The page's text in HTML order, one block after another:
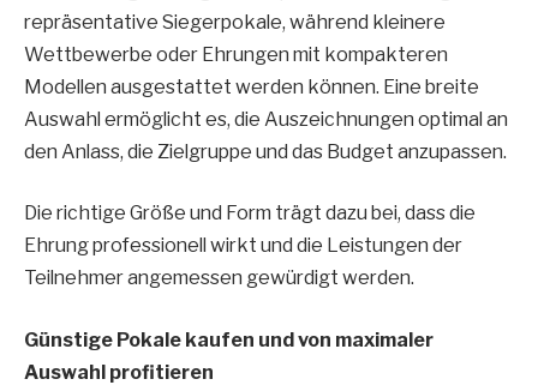
repräsentative Siegerpokale, während kleinere
Wettbewerbe oder Ehrungen mit kompakteren
Modellen ausgestattet werden können. Eine breite
Auswahl ermöglicht es, die Auszeichnungen optimal an
den Anlass, die Zielgruppe und das Budget anzupassen.
Die richtige Größe und Form trägt dazu bei, dass die
Ehrung professionell wirkt und die Leistungen der
Teilnehmer angemessen gewürdigt werden.
Günstige Pokale kaufen und von maximaler
Auswahl profitieren